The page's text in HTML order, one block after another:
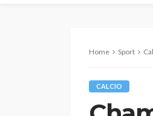
Home Sport
CALCIO